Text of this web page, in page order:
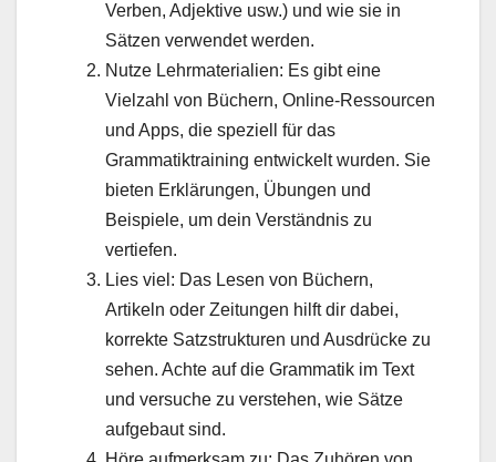
Verben, Adjektive usw.) und wie sie in
Sätzen verwendet werden.
Nutze Lehrmaterialien: Es gibt eine
Vielzahl von Büchern, Online-Ressourcen
und Apps, die speziell für das
Grammatiktraining entwickelt wurden. Sie
bieten Erklärungen, Übungen und
Beispiele, um dein Verständnis zu
vertiefen.
Lies viel: Das Lesen von Büchern,
Artikeln oder Zeitungen hilft dir dabei,
korrekte Satzstrukturen und Ausdrücke zu
sehen. Achte auf die Grammatik im Text
und versuche zu verstehen, wie Sätze
aufgebaut sind.